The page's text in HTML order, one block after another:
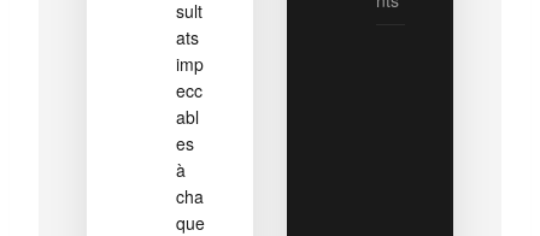
sult
ats
imp
ecc
abl
es
à
cha
que